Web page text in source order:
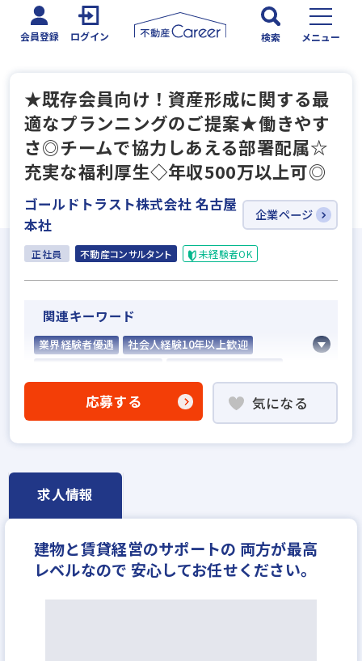
会員登録 ログイン 検索 メニュー
★既存会員向け！資産形成に関する最
適なプランニングのご提案★働きやす
さ◎チームで協力しあえる部署配属☆
充実な福利厚生◇年収500万以上可◎
ゴールドトラスト株式会社 名古屋
本社
企業ページ
正社員 不動産コンサルタント 未経験者OK
関連キーワード
業界経験者優遇
社会人経験10年以上歓迎
既卒・第2新卒歓迎
職種未経験歓迎
固定給25万円以上
地域密着型
月平均残業20時間以内
月給25万円
応募する 気になる
求人情報
建物と賃貸経営のサポートの 両方が最高
レベルなので 安心してお任せください。